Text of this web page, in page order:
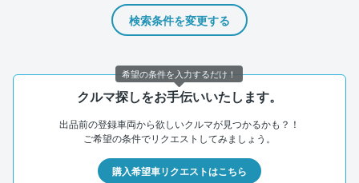
検索条件を変更する
クルマ探しをお手伝いいたします。
出品前の登録車両から欲しいクルマが見つかるかも？！
ご希望の条件でリクエストしてみましょう。
購入希望車リクエストはこちら
希望の条件を入力するだけ！